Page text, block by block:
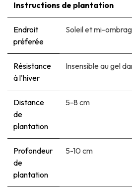
Instructions de plantation
Endroit
préferée
Soleil et mi-
Résistance
à l'hiver
Insensible au gel
Distance
de
plantation
5-8 cm
Profondeur
de
plantation
5-10 cm